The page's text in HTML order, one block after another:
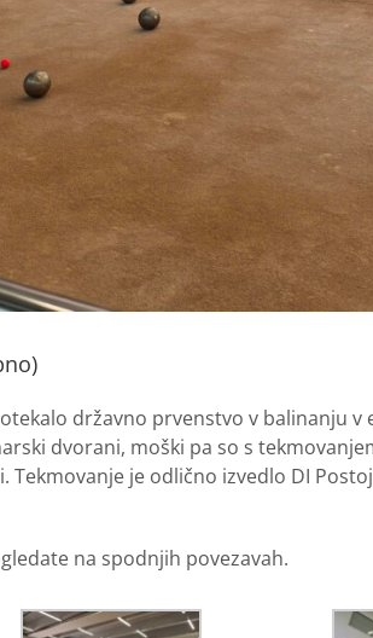
državno prvenstvo v balinanju
dvorani, moški pa so s
je odlično izvedlo DI
na spodnjih povezavah.